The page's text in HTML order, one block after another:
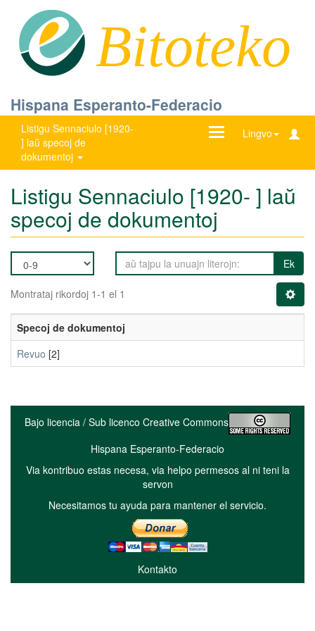
Bitoteko
Hispana Esperanto-Federacio
Listigu Sennaciulo [1920-
] laŭ specoj de
dokumentoj
Lingvo
Ŝanĝu
Listigu Sennaciulo [1920- ] laŭ
specoj de dokumentoj
Ek
Montrataj rikordoj 1-1 el 1
Specoj de dokumentoj
Revuo [2]
Bajo licencia / Sub licenco Creative Commons
Hispana Esperanto-Federacio
Via kontribuo estas necesa, via helpo permesos al ni teni la
servon
Necesitamos tu ayuda para mantener el servicio.
Kontakto